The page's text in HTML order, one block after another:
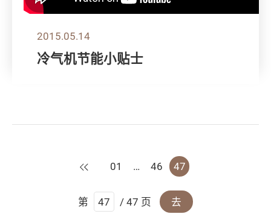
2015.05.14
冷气机节能小贴士
上一页
01 … 46 47
第 / 47 页 去